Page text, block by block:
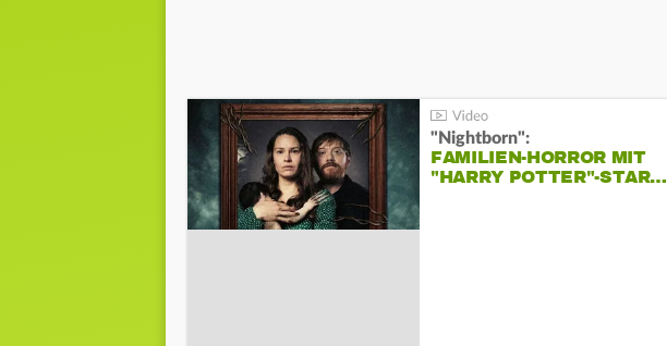
"Nightborn":
FAMILIEN-HORROR MIT
"HARRY POTTER"-STAR…